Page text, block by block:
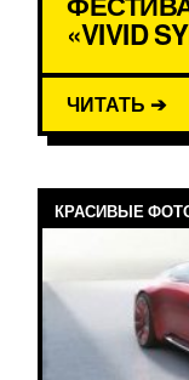
«VIVID
ЧИТАТЬ ➔
КРАСИВЫЕ